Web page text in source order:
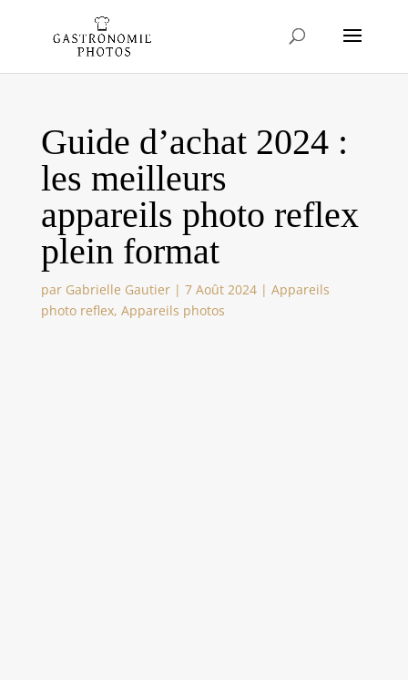
Guide d’achat 2024 :
les meilleurs
appareils photo reflex
plein format
par Gabrielle Gautier| 7 Août 2024| Appareils
photo reflex, Appareils photos